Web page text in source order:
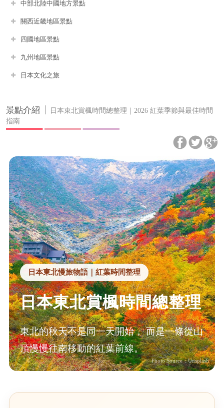
中部北陸中國地方景點
關西近畿地區景點
四國地區景點
九州地區景點
日本文化之旅
景點介紹
日本東北賞楓時間總整理｜2026 紅葉季節與最佳時間
指南
日本東北慢旅物語｜紅葉時間整理
日本東北賞楓時間總整理
東北的秋天不是同一天開始， 而是一條從山
頂慢慢往南移動的紅葉前線。
Photo Source：Unsplash